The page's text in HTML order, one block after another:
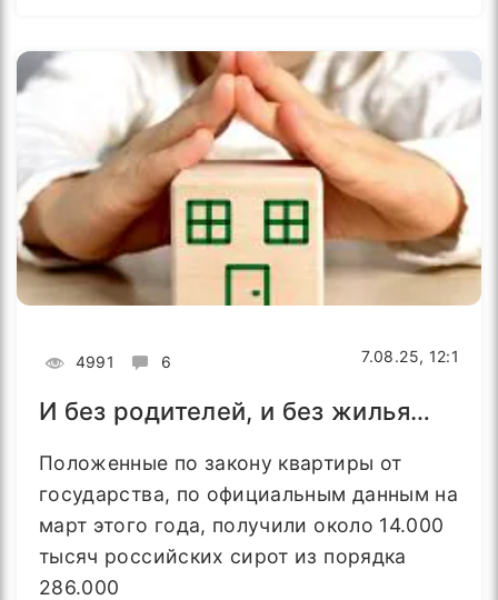
4991 6 7.08.25, 12:1
И без родителей, и без жилья…
Положенные по закону квартиры от
государства, по официальным данным на
март этого года, получили около 14.000
тысяч российских сирот из порядка
286.000